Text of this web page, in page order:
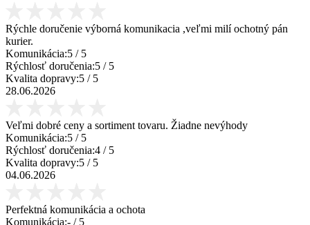
Rýchle doručenie výborná komunikacia ,veľmi milí ochotný pán
kurier.
Komunikácia:5 / 5
Rýchlosť doručenia:5 / 5
Kvalita dopravy:5 / 5
28.06.2026
Veľmi dobré ceny a sortiment tovaru. Žiadne nevýhody
Komunikácia:5 / 5
Rýchlosť doručenia:4 / 5
Kvalita dopravy:5 / 5
04.06.2026
Perfektná komunikácia a ochota
Komunikácia:- / 5